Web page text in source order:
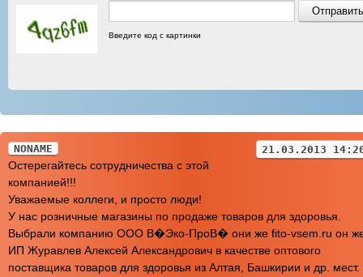
Введите код с картинки
NONAME 21.03.2013
Остерегайтесь сотрудничества с этой
компанией!!!
Уважаемые коллеги, и просто люди!
У нас розничные магазины по продаже товаров для здоровья.
Выбрали компанию ООО В�Эко-ПроВ� они же fito-vsem.ru он
ИП Журавлев Алексей Александрович в качестве оптового
поставщика товаров для здоровья из Алтая, Башкирии и др. мест.